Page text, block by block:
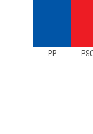
PP